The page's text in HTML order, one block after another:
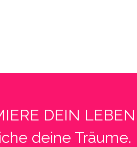
DEIN LEBEN
deine Träume.